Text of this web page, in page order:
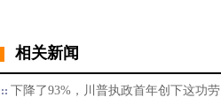
相关新闻
下降了93%，川普执政首年创下这功劳